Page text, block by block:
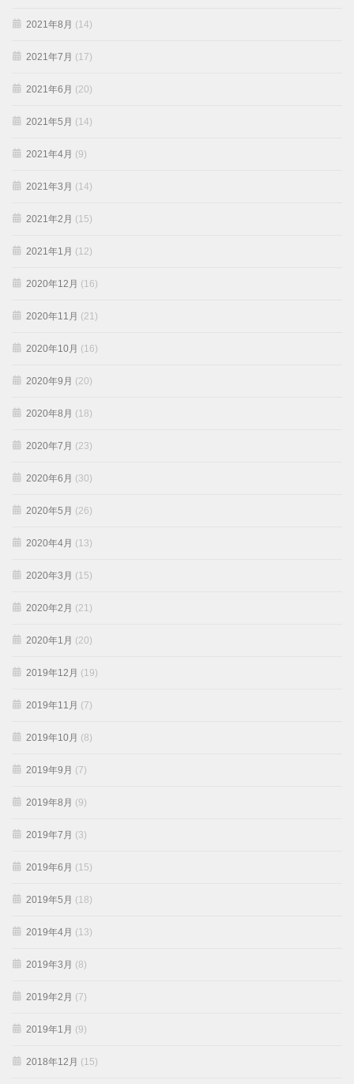
2021年8月 (14)
2021年7月 (17)
2021年6月 (20)
2021年5月 (14)
2021年4月 (9)
2021年3月 (14)
2021年2月 (15)
2021年1月 (12)
2020年12月 (16)
2020年11月 (21)
2020年10月 (16)
2020年9月 (20)
2020年8月 (18)
2020年7月 (23)
2020年6月 (30)
2020年5月 (26)
2020年4月 (13)
2020年3月 (15)
2020年2月 (21)
2020年1月 (20)
2019年12月 (19)
2019年11月 (7)
2019年10月 (8)
2019年9月 (7)
2019年8月 (9)
2019年7月 (3)
2019年6月 (15)
2019年5月 (18)
2019年4月 (13)
2019年3月 (8)
2019年2月 (7)
2019年1月 (9)
2018年12月 (15)